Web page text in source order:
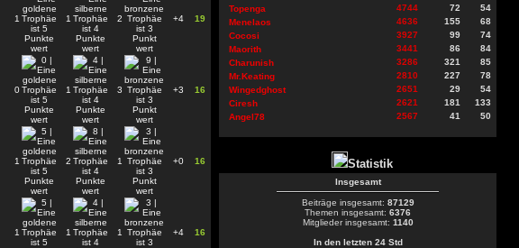
1 1 2 +4 19
0 1 3 +3 16
1 2 1 +0 16
1 1 1 +4 16
Topenga
4744 72
54
Menelaos
4636 155
68
Cocosi
3927 99
74
Maorith
3441 86
84
Charunish
3286 321
85
Mr.Keating
2810 227
78
Wingedghost
2651 29
54
Ciresh
2621 181
133
Angel78
2567 41 50
Statistik
Insgesamt
Beiträge insgesamt: 87129
Themen insgesamt: 6376
Mitglieder insgesamt: 1140
In den letzten 24 Std